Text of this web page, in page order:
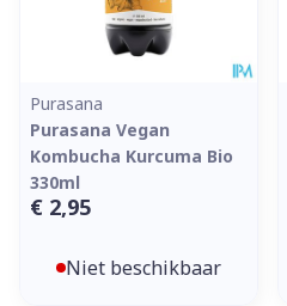
Purasana
Purasana Vegan
Kombucha Kurcuma Bio
330ml
€ 2,95
Niet beschikbaar